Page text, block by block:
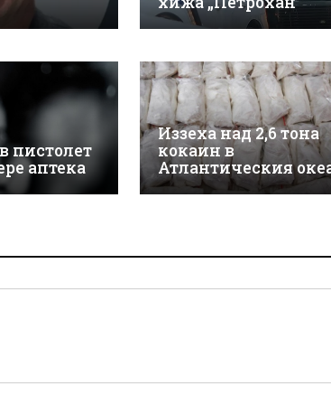
пистолет
аптека
Иззеха над 2,6 тона
кокаин в
Атлантическия